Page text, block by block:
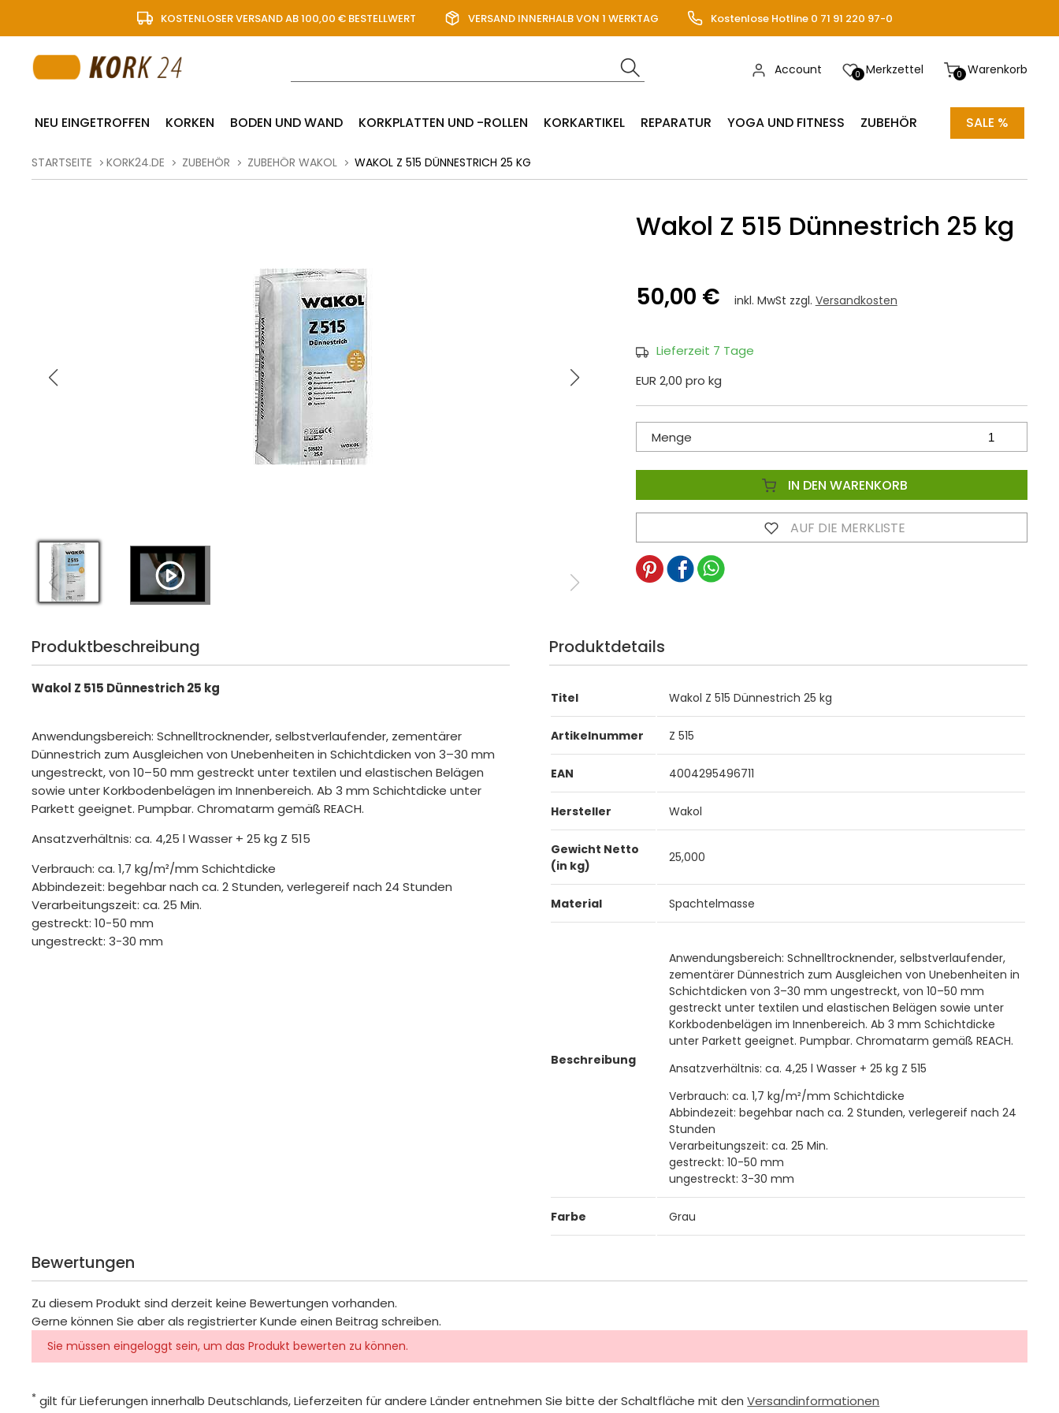
KOSTENLOSER VERSAND AB 100,00 € BESTELLWERT VERSAND INNERHALB VON 1 WERKTAG Kostenlose Hotline 0 71 91 220 97-0
0 Warenkorb
0 Merkzettel
Account
NEU EINGETROFFEN KORKEN BODEN UND WAND KORKPLATTEN UND -ROLLEN KORKARTIKEL REPARATUR YOGA UND FITNESS ZUBEHÖR SALE %
STARTSEITE KORK24.DE ZUBEHÖR ZUBEHÖR WAKOL WAKOL Z 515 DÜNNESTRICH 25 KG
Wakol Z 515 Dünnestrich 25 kg
50,00 € inkl. MwSt zzgl. Versandkosten
Lieferzeit 7 Tage
EUR 2,00 pro kg
Menge
IN DEN WARENKORB
AUF DIE MERKLISTE
Produktbeschreibung
Wakol Z 515 Dünnestrich 25 kg
Anwendungsbereich: Schnelltrocknender, selbstverlaufender, zementärer
Dünnestrich zum Ausgleichen von Unebenheiten in Schichtdicken von 3–30 mm
ungestreckt, von 10–50 mm gestreckt unter textilen und elastischen Belägen
sowie unter Korkbodenbelägen im Innenbereich. Ab 3 mm Schichtdicke unter
Parkett geeignet. Pumpbar. Chromatarm gemäß REACH.
Ansatzverhältnis: ca. 4,25 l Wasser + 25 kg Z 515
Verbrauch: ca. 1,7 kg/m²/mm Schichtdicke
Abbindezeit: begehbar nach ca. 2 Stunden, verlegereif nach 24 Stunden
Verarbeitungszeit: ca. 25 Min.
gestreckt: 10-50 mm
ungestreckt: 3-30 mm
Produktdetails
Titel Wakol Z 515 Dünnestrich 25 kg
Artikelnummer Z 515
EAN 4004295496711
Hersteller Wakol
Gewicht Netto
(in kg)
25,000
Material Spachtelmasse
Beschreibung
Anwendungsbereich: Schnelltrocknender, selbstverlaufender,
zementärer Dünnestrich zum Ausgleichen von Unebenheiten in
Schichtdicken von 3–30 mm ungestreckt, von 10–50 mm
gestreckt unter textilen und elastischen Belägen sowie unter
Korkbodenbelägen im Innenbereich. Ab 3 mm Schichtdicke
unter Parkett geeignet. Pumpbar. Chromatarm gemäß REACH.
Ansatzverhältnis: ca. 4,25 l Wasser + 25 kg Z 515
Verbrauch: ca. 1,7 kg/m²/mm Schichtdicke
Abbindezeit: begehbar nach ca. 2 Stunden, verlegereif nach 24
Stunden
Verarbeitungszeit: ca. 25 Min.
gestreckt: 10-50 mm
ungestreckt: 3-30 mm
Farbe Grau
Bewertungen
Zu diesem Produkt sind derzeit keine Bewertungen vorhanden.
Gerne können Sie aber als registrierter Kunde einen Beitrag schreiben.
Sie müssen eingeloggt sein, um das Produkt bewerten zu können.
* gilt für Lieferungen innerhalb Deutschlands, Lieferzeiten für andere Länder entnehmen Sie bitte der Schaltfläche mit denVersandinformationen